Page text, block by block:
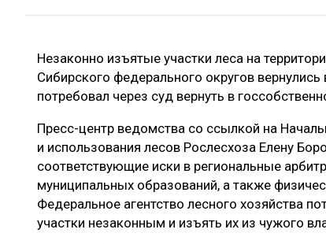
ПРОИЗВОДСТВО ДРЕВЕСНЫХ ПЛИТ
ЦБП
Незаконно изъятые участки леса на
Сибирского федерального округов
потребовал через суд вернуть в
Пресс-центр ведомства со ссылкой на
и использования лесов Рослесхоза Елену
соответствующие иски в региональные
муниципальных образований, а также
Федеральное агентство лесного хозяйства
участки незаконным и изъять их из чужого